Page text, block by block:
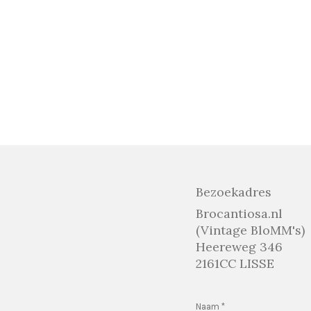
Bezoekadres
Brocantiosa.nl
(Vintage BloMM's)
Heereweg 346
2161CC LISSE
Naam *